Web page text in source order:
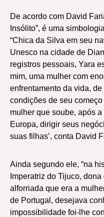
De acordo com David
Insólito”, é uma
“Chica da Silva em seu
Unesco na cidade de
registros pessoais, Yara
mim, uma mulher com
enfrentamento da vida,
condições de seu
mulher que soube, após
Europa, dirigir seus
suas filhas’, conta David
Ainda segundo ele, “na
Imperatriz do Tijuco,
alforriada que era a
de Portugal, desejava
impossibilidade foi-lhe